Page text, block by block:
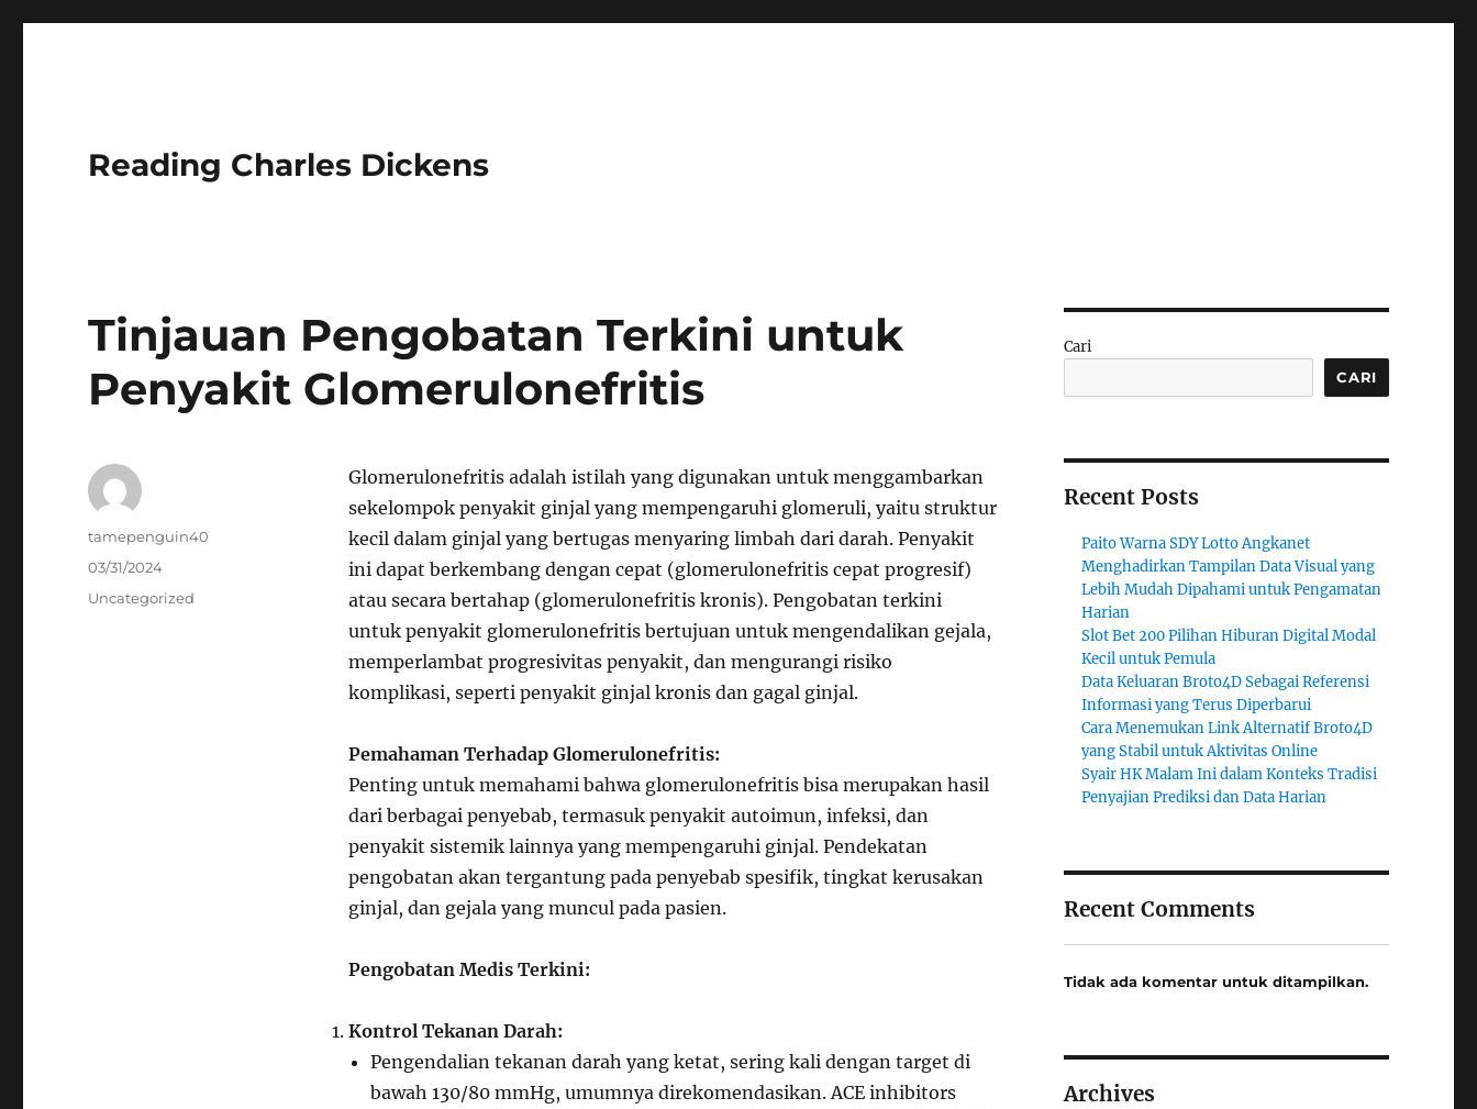
Reading Charles Dickens
Tinjauan Pengobatan Terkini untuk
Penyakit Glomerulonefritis
Glomerulonefritis adalah istilah yang digunakan untuk menggambarkan
sekelompok penyakit ginjal yang mempengaruhi glomeruli, yaitu struktur
kecil dalam ginjal yang bertugas menyaring limbah dari darah. Penyakit
ini dapat berkembang dengan cepat (glomerulonefritis cepat progresif)
atau secara bertahap (glomerulonefritis kronis). Pengobatan terkini
untuk penyakit glomerulonefritis bertujuan untuk mengendalikan gejala,
memperlambat progresivitas penyakit, dan mengurangi risiko
komplikasi, seperti penyakit ginjal kronis dan gagal ginjal.
Pemahaman Terhadap Glomerulonefritis:
Penting untuk memahami bahwa glomerulonefritis bisa merupakan hasil
dari berbagai penyebab, termasuk penyakit autoimun, infeksi, dan
penyakit sistemik lainnya yang mempengaruhi ginjal. Pendekatan
pengobatan akan tergantung pada penyebab spesifik, tingkat kerusakan
ginjal, dan gejala yang muncul pada pasien.
Pengobatan Medis Terkini:
Kontrol Tekanan Darah:
Pengendalian tekanan darah yang ketat, sering kali dengan target di
bawah 130/80 mmHg, umumnya direkomendasikan. ACE inhibitors
Author
tamepenguin40
Posted
03/31/2024
Categories
Uncategorized
Cari
CARI
Recent Posts
Paito Warna SDY Lotto Angkanet
Menghadirkan Tampilan Data Visual yang
Lebih Mudah Dipahami untuk Pengamatan
Harian
Slot Bet 200 Pilihan Hiburan Digital Modal
Kecil untuk Pemula
Data Keluaran Broto4D Sebagai Referensi
Informasi yang Terus Diperbarui
Cara Menemukan Link Alternatif Broto4D
yang Stabil untuk Aktivitas Online
Syair HK Malam Ini dalam Konteks Tradisi
Penyajian Prediksi dan Data Harian
Recent Comments
Tidak ada komentar untuk ditampilkan.
Archives